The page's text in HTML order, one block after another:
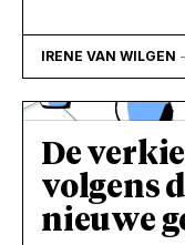
IRENE VAN WILGEN
De
volgens
nieuwe